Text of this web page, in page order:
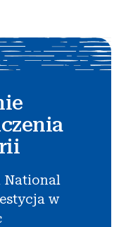
National
w